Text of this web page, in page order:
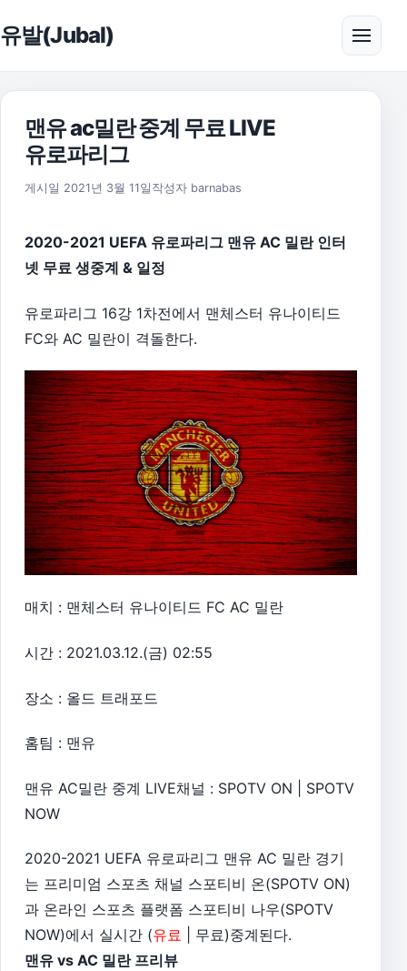
유발(Jubal) 메뉴
맨유 ac밀란 중계 무료 LIVE
유로파리그
게시일 2021년 3월 11일 2026년 8월 1일
작성자 barnabas
2020-2021 UEFA 유로파리그 맨유 AC 밀란 인터
넷 무료 생중계 & 일정
유로파리그 16강 1차전에서 맨체스터 유나이티드
FC와 AC 밀란이 격돌한다.
매치 : 맨체스터 유나이티드 FC AC 밀란
시간 : 2021.03.12.(금) 02:55
장소 : 올드 트래포드
홈팀 : 맨유
맨유 AC밀란 중계 LIVE채널 : SPOTV ON | SPOTV
NOW
2020-2021 UEFA 유로파리그 맨유 AC 밀란 경기
는 프리미엄 스포츠 채널 스포티비 온(SPOTV ON)
과 온라인 스포츠 플랫폼 스포티비 나우(SPOTV
NOW)에서 실시간 (유료 | 무료)중계된다.
맨유 vs AC 밀란 프리뷰